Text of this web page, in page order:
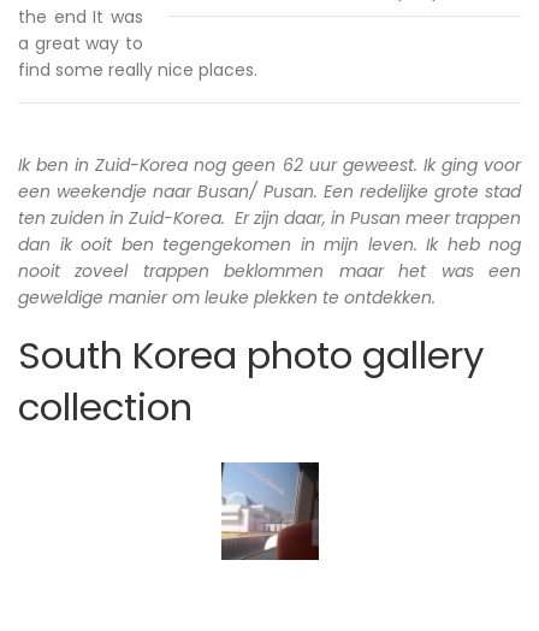
the end It was
a great way to
find some really nice places.
Ik ben in Zuid-Korea nog geen 62 uur geweest. Ik ging voor
een weekendje naar Busan/ Pusan. Een redelijke grote stad
ten zuiden in Zuid-Korea. Er zijn daar, in Pusan meer trappen
dan ik ooit ben tegengekomen in mijn leven. Ik heb nog
nooit zoveel trappen beklommen maar het was een
geweldige manier om leuke plekken te ontdekken.
South Korea photo gallery
collection